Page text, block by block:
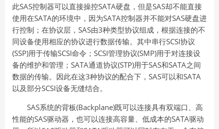
此SAS控制器可以直接操控SATA硬盘，但是SAS却不能直接
使用在SATA的环境中，因为SATA控制器并不能对SAS硬盘进
行控制；在协议层，SAS由3种类型协议组成，根据连接的不
同设备使用相应的协议进行数据传输。其中串行SCSI协议
(SSP)用于传输SCSI命令；SCSI管理协议(SMP)用于对连接设
备的维护和管理；SATA通道协议(STP)用于SAS和SATA之间
数据的传输。因此在这3种协议的配合下，SAS可以和SATA
以及部分SCSI设备无缝结合。
SAS系统的背板(Backplane)既可以连接具有双端口、高
性能的SAS驱动器，也可以连接高容量、低成本的SATA驱动